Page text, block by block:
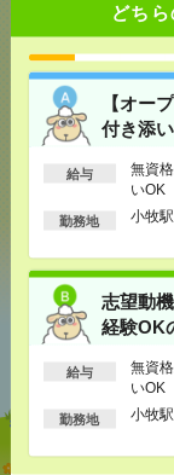
どち
【オー
付き添
給与
無資
いOK
以上
勤務地 小牧
志望動
経験OK
給与
無資
いOK
以上
勤務地 小牧
メールで
あな
【オープニン